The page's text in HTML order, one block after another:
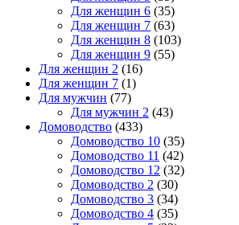
Для женщин 6 (35)
Для женщин 7 (63)
Для женщин 8 (103)
Для женщин 9 (55)
Для женщин 2 (16)
Для женщин 7 (1)
Для мужчин (77)
Для мужчин 2 (43)
Домоводство (433)
Домоводство 10 (35)
Домоводство 11 (42)
Домоводство 12 (32)
Домоводство 2 (30)
Домоводство 3 (34)
Домоводство 4 (35)